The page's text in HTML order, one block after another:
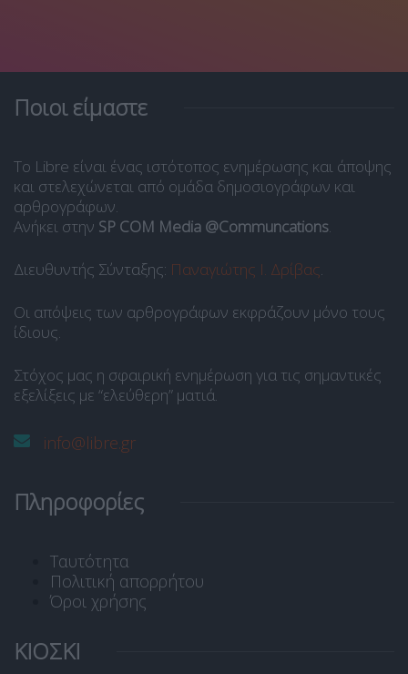
Ποιοι είμαστε
Το Libre είναι ένας ιστότοπος ενημέρωσης και άποψης
και στελεχώνεται από ομάδα δημοσιογράφων και
αρθρογράφων.
Ανήκει στην SP COM Media @Communcations.
Διευθυντής Σύνταξης: Παναγιώτης Ι. Δρίβας.
Οι απόψεις των αρθρογράφων εκφράζουν μόνο τους
ίδιους.
Στόχος μας η σφαιρική ενημέρωση για τις σημαντικές
εξελίξεις με “ελεύθερη” ματιά.
info@libre.gr
Πληροφορίες
Ταυτότητα
Πολιτική απορρήτου
Όροι χρήσης
ΚΙΟΣΚΙ